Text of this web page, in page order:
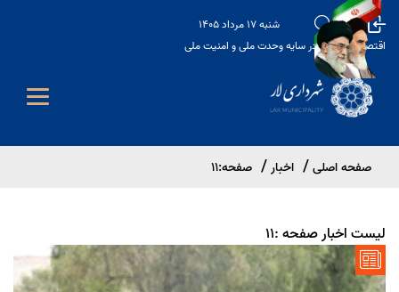
شنبه 17 مرداد 1405
اقتصاد مقاومتی در سایه وحدت ملی و امنیت ملی
صفحه اصلی اخبار صفحه:11
لیست اخبار صفحه :11